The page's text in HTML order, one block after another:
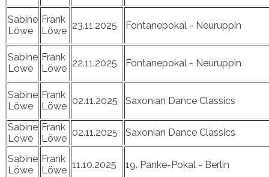
Sabine
Löwe
Frank
Löwe 23.11.2025 Fontanepokal - Neuruppin
Sabine
Löwe
Frank
Löwe 22.11.2025 Fontanepokal - Neuruppin
Sabine
Löwe
Frank
Löwe 02.11.2025 Saxonian Dance Classics
Sabine
Löwe
Frank
Löwe
02.11.2025 Saxonian Dance Classics
Sabine
Löwe
Frank
Löwe 11.10.2025 19. Panke-Pokal - Berlin